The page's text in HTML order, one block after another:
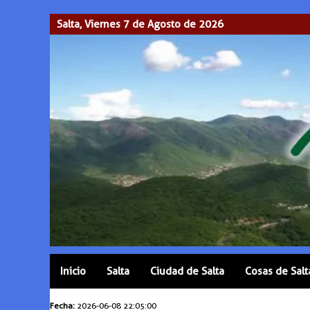
Salta, Viernes 7 de Agosto de 2026
Inicio Salta Ciudad de Salta Cosas de
Fecha: 2026-06-08 22:05:00